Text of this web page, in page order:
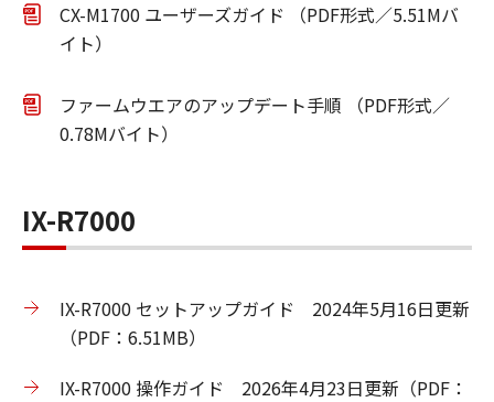
CX-M1700 ユーザーズガイド （PDF形式／5.51Mバ
イト）
ファームウエアのアップデート手順 （PDF形式／
0.78Mバイト）
IX-R7000
IX-R7000 セットアップガイド 2024年5月16日更新
（PDF：6.51MB）
IX-R7000 操作ガイド 2026年4月23日更新（PDF：